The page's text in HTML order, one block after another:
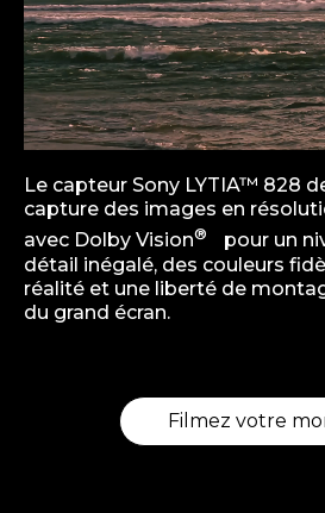
Le capteur Sony LYTIA™ 828
capture des images en
avec Dolby Vision®
pour un
détail inégalé, des couleurs
réalité et une liberté de
du grand écran.
Filmez votre